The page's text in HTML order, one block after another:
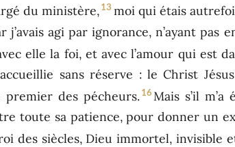
du ministère, 13 moi qui étais
agi par ignorance, n’ayant pas
elle la foi, et avec l’amour qui est
sans réserve : le Christ
des pécheurs. 16 Mais s’il
toute sa patience, pour donner un
des siècles, Dieu immortel, invisible